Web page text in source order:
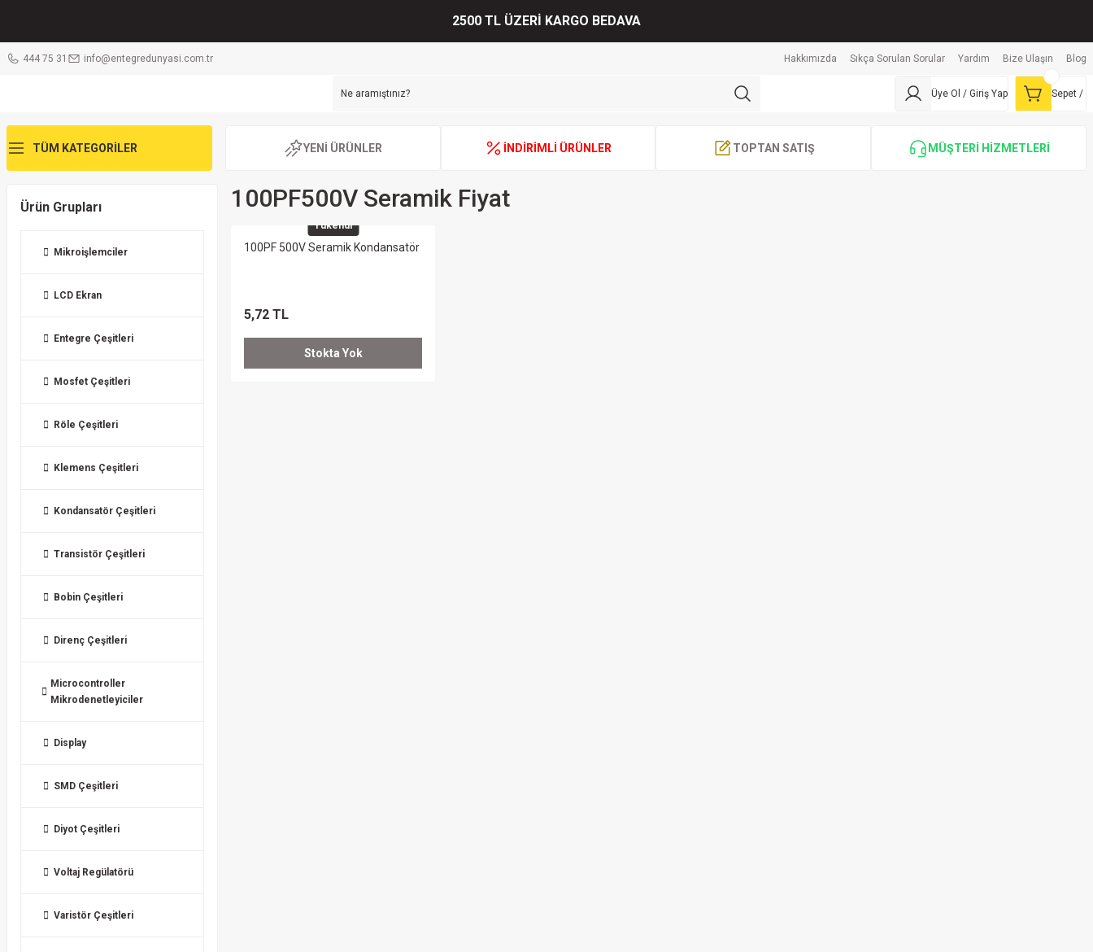
2500 TL ÜZERİ KARGO BEDAVA
444 75 31 info@entegredunyasi.com.tr Hakkımızda Sıkça Sorulan Sorular Yardım Bize Ulaşın Blog
Üye Ol / Giriş Yap Sepet /
TÜM KATEGORİLER YENİ ÜRÜNLER İNDİRİMLİ ÜRÜNLER TOPTAN SATIŞ MÜŞTERİ HİZMETLERİ
Ürün Grupları
Mikroişlemciler
LCD Ekran
Entegre Çeşitleri
Mosfet Çeşitleri
Röle Çeşitleri
Klemens Çeşitleri
Kondansatör Çeşitleri
Transistör Çeşitleri
Bobin Çeşitleri
Direnç Çeşitleri
Microcontroller
Mikrodenetleyiciler
Display
SMD Çeşitleri
Diyot Çeşitleri
Voltaj Regülatörü
Varistör Çeşitleri
100PF500V Seramik Fiyat
Tükendi
100PF 500V Seramik Kondansatör
5,72 TL
Stokta Yok